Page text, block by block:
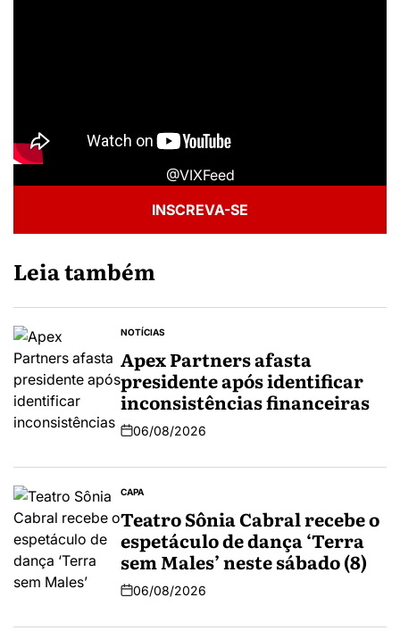
@VIXFeed
INSCREVA-SE
Leia também
NOTÍCIAS
Apex Partners afasta
presidente após identificar
inconsistências financeiras
06/08/2026
CAPA
Teatro Sônia Cabral recebe o
espetáculo de dança ‘Terra
sem Males’ neste sábado (8)
06/08/2026